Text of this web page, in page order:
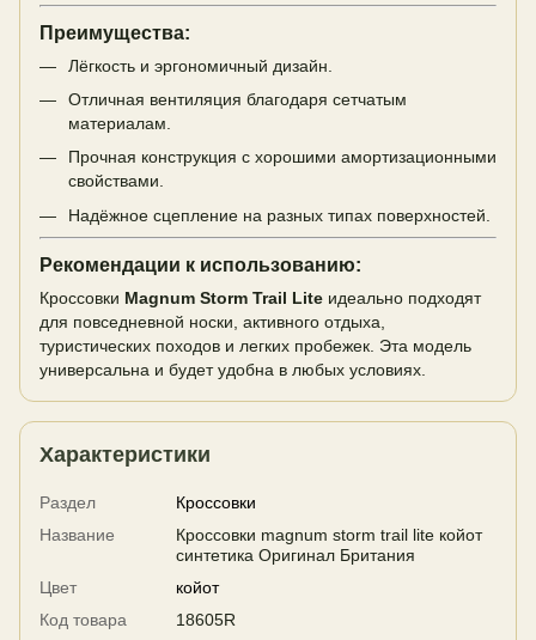
Преимущества:
Лёгкость и эргономичный дизайн.
Отличная вентиляция благодаря сетчатым
материалам.
Прочная конструкция с хорошими амортизационными
свойствами.
Надёжное сцепление на разных типах поверхностей.
Рекомендации к использованию:
Кроссовки Magnum Storm Trail Lite идеально подходят
для повседневной носки, активного отдыха,
туристических походов и легких пробежек. Эта модель
универсальна и будет удобна в любых условиях.
Характеристики
Раздел
Кроссовки
Название
Кроссовки magnum storm trail lite койот
синтетика Оригинал Британия
Цвет
койот
Код товара
18605R